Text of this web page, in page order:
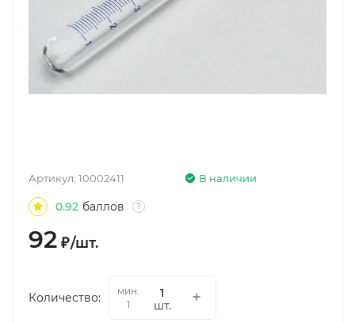
В наличии
Артикул: 10002411
0.92 баллов ?
92 ₽/шт.
Количество:
мин.
1
шт.